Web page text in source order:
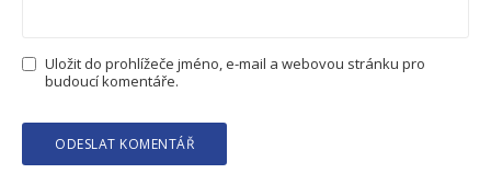
Uložit do prohlížeče jméno, e-mail a webovou stránku pro
budoucí komentáře.